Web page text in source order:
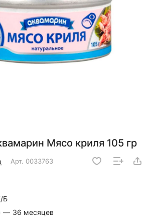
Мясо криля 105 гр
Арт. 0033763
Б
— 36 месяцев